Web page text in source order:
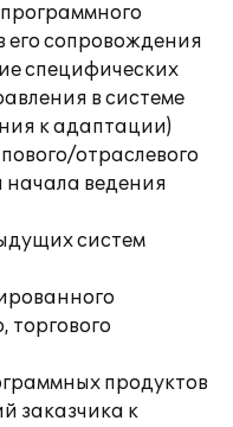
его сопровождения
специфических
в системе
к адаптации)
отраслевого
ведения
систем
продуктов
заказчика к